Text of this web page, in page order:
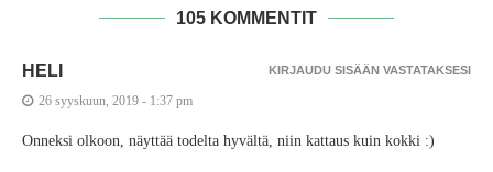
105 KOMMENTIT
HELI
26 syyskuun, 2019 - 1:37 pm
Onneksi olkoon, näyttää todelta hyvältä, niin kattaus kuin kokki :)
KIRJAUDU SISÄÄN VASTATAKSESI